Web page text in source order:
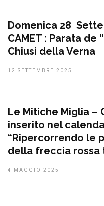
Domenica 28
CAMET : Parata de
Chiusi della Verna
12 SETTEMBRE 2025
Le Mitiche Miglia –
inserito nel
“Ripercorrendo le
della freccia rossa
4 MAGGIO 2025